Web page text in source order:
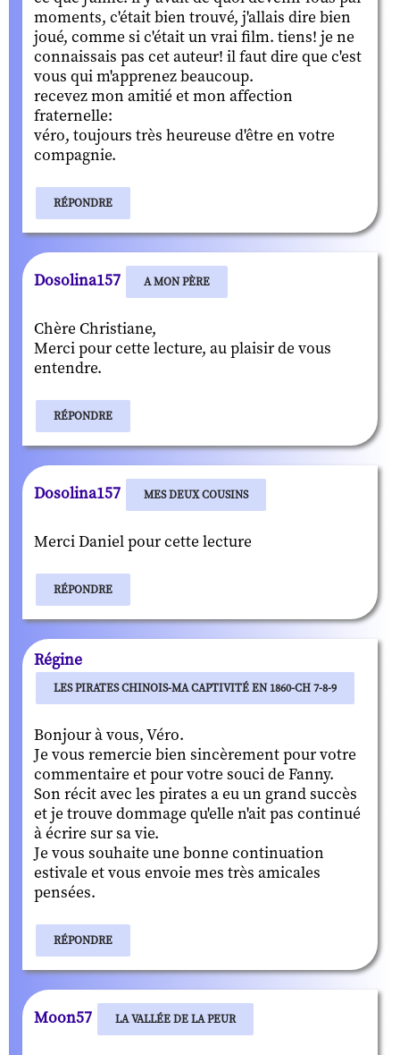
moments, c'était bien trouvé, j'allais dire bien
joué, comme si c'était un vrai film. tiens! je ne
connaissais pas cet auteur! il faut dire que c'est
vous qui m'apprenez beaucoup.
recevez mon amitié et mon affection
fraternelle:
véro, toujours très heureuse d'être en votre
compagnie.
RÉPONDRE
Dosolina157 A MON PÈRE
Chère Christiane,
Merci pour cette lecture, au plaisir de vous
entendre.
RÉPONDRE
Dosolina157 MES DEUX COUSINS
Merci Daniel pour cette lecture
RÉPONDRE
Régine
LES PIRATES CHINOIS-MA CAPTIVITÉ EN 1860-CH 7-8-9
Bonjour à vous, Véro.
Je vous remercie bien sincèrement pour votre
commentaire et pour votre souci de Fanny.
Son récit avec les pirates a eu un grand succès
et je trouve dommage qu'elle n'ait pas continué
à écrire sur sa vie.
Je vous souhaite une bonne continuation
estivale et vous envoie mes très amicales
pensées.
RÉPONDRE
Moon57 LA VALLÉE DE LA PEUR